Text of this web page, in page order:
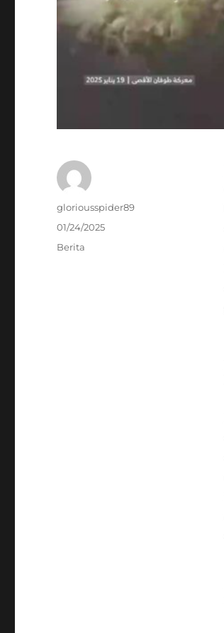
Author
gloriousspider89
Posted
on
01/24/2025
Categories
Berita